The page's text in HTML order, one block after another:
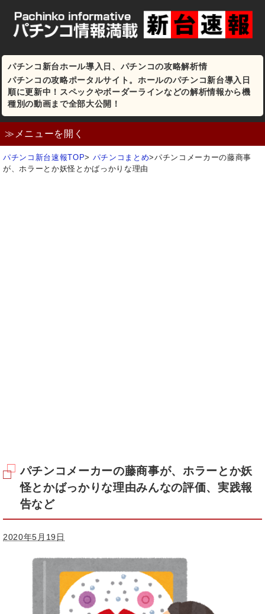
パチンコ新台ホール導入日、パチンコの攻略解析情
パチンコの攻略ポータルサイト。ホールのパチンコ新台導入日
順に更新中！スペックやボーダーラインなどの解析情報から機
種別の動画まで全部大公開！
≫メニューを開く
パチンコ新台速報TOP> パチンコまとめ>パチンコメーカーの藤商事
が、ホラーとか妖怪とかばっかりな理由
パチンコメーカーの藤商事が、ホラーとか妖
怪とかばっかりな理由みんなの評価、実践報
告など
2020年5月19日